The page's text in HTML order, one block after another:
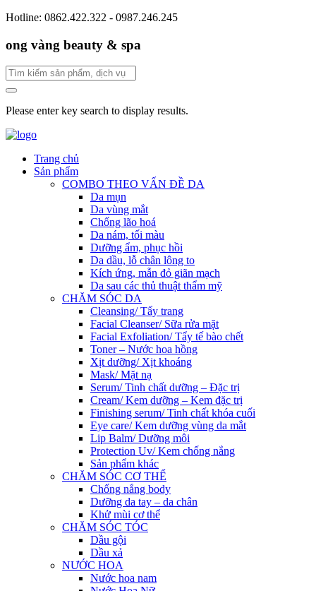
Hotline: 0862.422.322 - 0987.246.245
ong vàng beauty & spa
Please enter key search to display results.
Trang chủ
Sản phẩm
COMBO THEO VẤN ĐỀ DA
Da mụn
Da vùng mắt
Chống lão hoá
Da nám, tối màu
Dưỡng ẩm, phục hồi
Da dầu, lỗ chân lông to
Kích ứng, mẫn đỏ giãn mạch
Da sau các thủ thuật thẩm mỹ
CHĂM SÓC DA
Cleansing/ Tẩy trang
Facial Cleanser/ Sữa rửa mặt
Facial Exfoliation/ Tẩy tế bào chết
Toner – Nước hoa hồng
Xịt dưỡng/ Xịt khoáng
Mask/ Mặt nạ
Serum/ Tinh chất dưỡng – Đặc trị
Cream/ Kem dưỡng – Kem đặc trị
Finishing serum/ Tinh chất khóa cuối
Eye care/ Kem dưỡng vùng da mắt
Lip Balm/ Dưỡng môi
Protection Uv/ Kem chống nắng
Sản phẩm khác
CHĂM SÓC CƠ THỂ
Chống nắng body
Dưỡng da tay – da chân
Khử mùi cơ thể
CHĂM SÓC TÓC
Dầu gội
Dầu xả
NƯỚC HOA
Nước hoa nam